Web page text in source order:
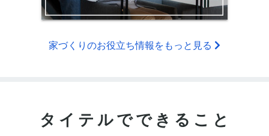
家づくりのお役立ち情報をもっと見る
タイテルでできること